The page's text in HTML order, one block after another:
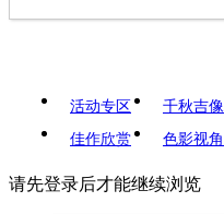
活动专区 千秋吉像
佳作欣赏
色影视角
请先登录后才能继续浏览